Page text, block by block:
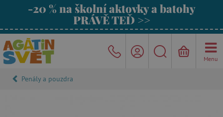
-20 % na školní aktovky a batohy
PRÁVĚ TEĎ >>
Menu
Penály a pouzdra